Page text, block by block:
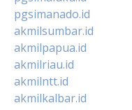
pgsimanado.id
akmilsumbar.id
akmilpapua.id
akmilriau.id
akmilntt.id
akmilkalbar.id